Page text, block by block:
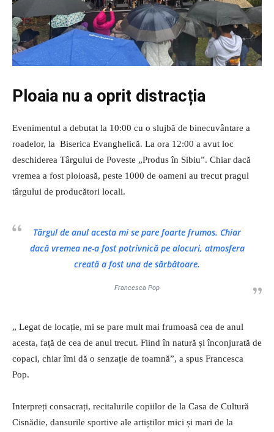
Ploaia nu a oprit distracția
Evenimentul a debutat la 10:00 cu o slujbă de binecuvântare a
roadelor, la Biserica Evanghelică. La ora 12:00 a avut loc
deschiderea Târgului de Poveste „Produs în Sibiu”. Chiar dacă
vremea a fost ploioasă, peste 1000 de oameni au trecut pragul
târgului de producători locali.
Târgul de anul acesta mi se pare foarte frumos. Chiar
dacă vremea ne-a fost potrivnică pe alocuri, atmosfera
creată a fost una de sărbătoare.
Francesca Pop
„ Legat de locație, mi se pare mult mai frumoasă cea de anul
acesta, față de cea de anul trecut. Fiind în natură și înconjurată de
copaci, chiar îmi dă o senzație de toamnă”, a spus Francesca
Pop.
Interpreți consacrați, recitalurile copiilor de la Casa de Cultură
Cisnădie, dansurile sportive ale artiștilor mici și mari de la